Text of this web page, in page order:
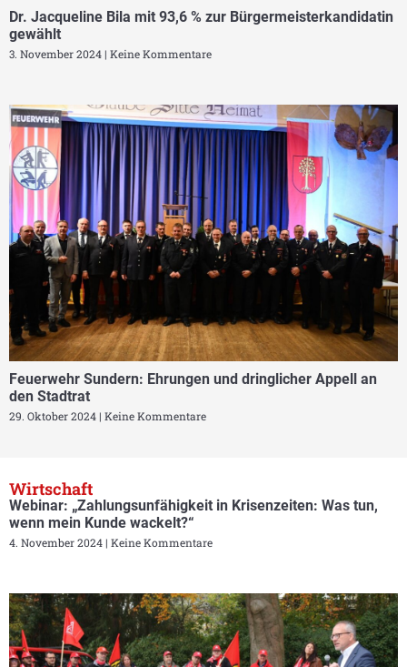
Dr. Jacqueline Bila mit 93,6 % zur Bürgermeisterkandidatin
gewählt
3. November 2024 Keine Kommentare
Feuerwehr Sundern: Ehrungen und dringlicher Appell an
den Stadtrat
29. Oktober 2024 Keine Kommentare
Wirtschaft
Webinar: „Zahlungsunfähigkeit in Krisenzeiten: Was tun,
wenn mein Kunde wackelt?“
4. November 2024 Keine Kommentare